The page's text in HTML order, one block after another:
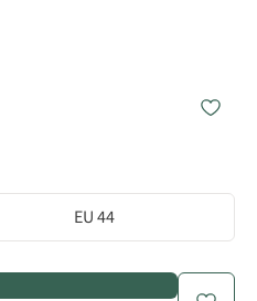
EU 44